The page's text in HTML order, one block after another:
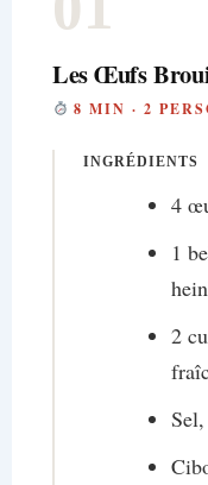
Les Œufs
8 MIN · 2
INGRÉDIENTS
4
1
2